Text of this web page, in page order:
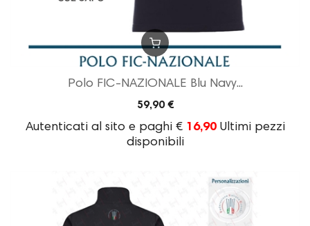
Polo FIC-NAZIONALE Blu Navy...
59,90 €
Autenticati al sito e paghi € 16,90Ultimi pezzi
disponibili